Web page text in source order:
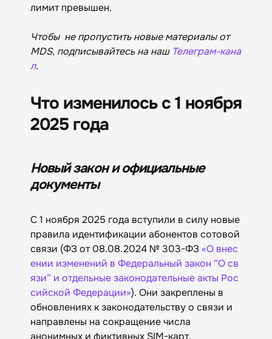
лимит превышен.
Чтобы не пропустить новые материалы от
MDS, подписывайтесь на наш Телеграм-кана
л.
Что изменилось с 1 ноября
2025 года
Новый закон и официальные
документы
С 1 ноября 2025 года вступили в силу новые
правила идентификации абонентов сотовой
связи (ФЗ от 08.08.2024 № 303-ФЗ«‎О внес
ении изменений в Федеральный закон “О св
язи” и отдельные законодательные акты Рос
сийской Федерации»‎). Они закреплены в
обновлениях к законодательству о связи и
направлены на сокращение числа
анонимных и фиктивных SIM-карт.